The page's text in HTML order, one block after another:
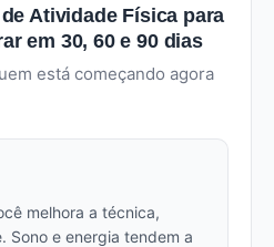
Atividade Física para
em 30, 60 e 90 dias
está começando agora
melhora a técnica,
Sono e energia tendem a